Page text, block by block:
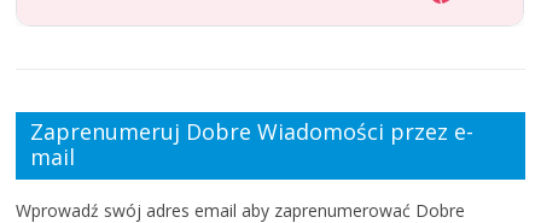
Zaprenumeruj Dobre Wiadomości przez e-
mail
Wprowadź swój adres email aby zaprenumerować Dobre